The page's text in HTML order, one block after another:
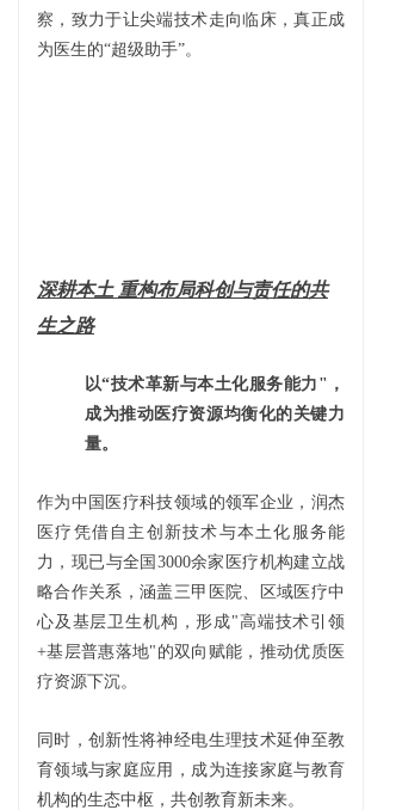
察，致力于让尖端技术走向临床，真正成
为医生的“超级助手”。
深耕本土 重构布局科创与责任的共
生之路
以“技术革新与本土化服务能力"，
成为推动医疗资源均衡化的关键力
量。
作为中国医疗科技领域的领军企业，润杰
医疗凭借自主创新技术与本土化服务能
力，现已与全国3000余家医疗机构建立战
略合作关系，涵盖三甲医院、区域医疗中
心及基层卫生机构，形成"高端技术引领
+基层普惠落地"的双向赋能，推动优质医
疗资源下沉。
同时，创新性将神经电生理技术延伸至教
育领域与家庭应用，成为连接家庭与教育
机构的生态中枢，共创教育新未来。